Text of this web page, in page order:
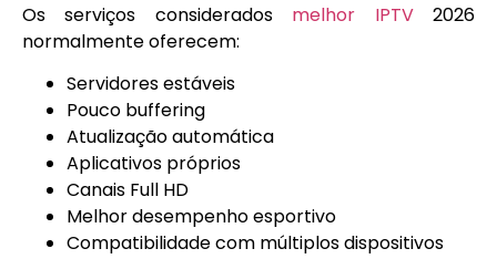
Os serviços considerados melhor IPTV2026
normalmente oferecem:
Servidores estáveis
Pouco buffering
Atualização automática
Aplicativos próprios
Canais Full HD
Melhor desempenho esportivo
Compatibilidade com múltiplos dispositivos